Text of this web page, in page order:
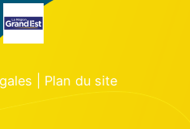
Plan du site